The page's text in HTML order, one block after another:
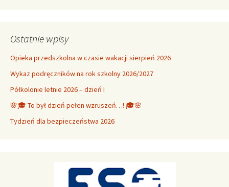
Ostatnie wpisy
Opieka przedszkolna w czasie wakacji sierpień 2026
Wykaz podręczników na rok szkolny 2026/2027
Półkolonie letnie 2026 – dzień I
🌸🎓 To był dzień pełen wzruszeń…! 🎓🌸
Tydzień dla bezpieczeństwa 2026